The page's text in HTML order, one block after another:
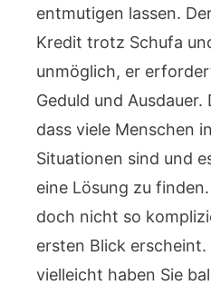
entmutigen lassen.
Kredit trotz Schufa
unmöglich, er
Geduld und Ausdauer.
dass viele Menschen
Situationen sind und
eine Lösung zu
doch nicht so
ersten Blick
vielleicht haben Sie